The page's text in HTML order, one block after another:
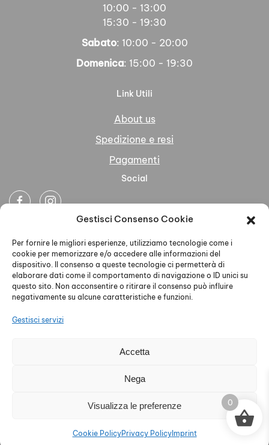
Gestisci Consenso Cookie
Per fornire le migliori esperienze, utilizziamo tecnologie come i
cookie per memorizzare e/o accedere alle informazioni del
dispositivo. Il consenso a queste tecnologie ci permetterà di
elaborare dati come il comportamento di navigazione o ID unici su
questo sito. Non acconsentire o ritirare il consenso può influire
negativamente su alcune caratteristiche e funzioni.
Gestisci servizi
Accetta
Nega
Visualizza le preferenze
Cookie PolicyPrivacy PolicyImprint
10:00 - 13:00
15:30 - 19:30
Sabato: 10:00 - 20:00
Domenica: 15:00 - 19:30
Link Utili
About us
Spedizione e resi
Pagamenti
Social
aelleabbigliamento@pec.it - Privacy Policy - Cookie Policy
0